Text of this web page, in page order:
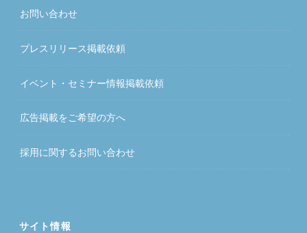
お問い合わせ
プレスリリース掲載依頼
イベント・セミナー情報掲載依頼
広告掲載をご希望の方へ
採用に関するお問い合わせ
サイト情報